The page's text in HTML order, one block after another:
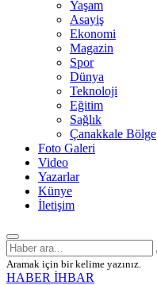
Yaşam
Asayiş
Ekonomi
Magazin
Spor
Dünya
Teknoloji
Eğitim
Sağlık
Çanakkale Bölge
Foto Galeri
Video
Yazarlar
Künye
İletişim
Aramak için bir kelime yazınız.
HABER İHBAR